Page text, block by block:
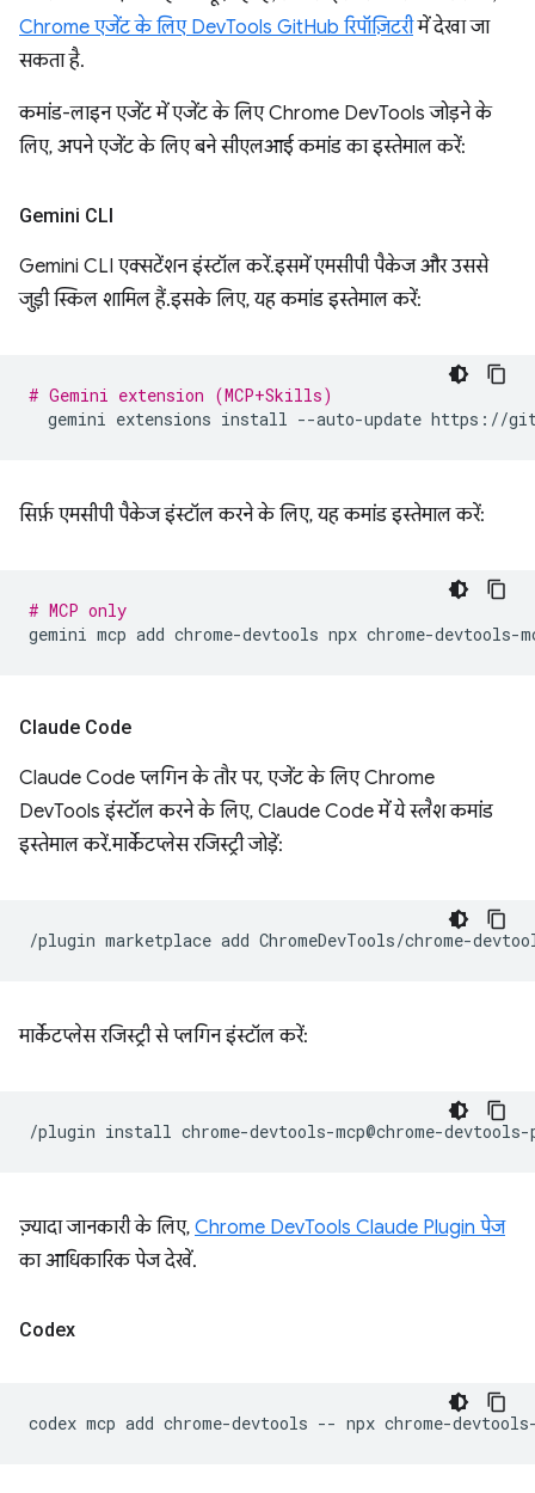
Chrome एजेंट के लिए DevTools GitHub रिपॉज़िटरीमें देखा जा
सकता है.
कमांड-लाइन एजेंट में एजेंट के लिए Chrome DevTools जोड़ने के
लिए, अपने एजेंट के लिए बने सीएलआई कमांड का इस्तेमाल करें:
Gemini CLI
Gemini CLI एक्सटेंशन इंस्टॉल करें. इसमें एमसीपी पैकेज और उससे
जुड़ी स्किल शामिल हैं. इसके लिए, यह कमांड इस्तेमाल करें:
# Gemini extension (MCP+Skills)
gemini extensions install --auto-update
सिर्फ़ एमसीपी पैकेज इंस्टॉल करने के लिए, यह कमांड इस्तेमाल करें:
# MCP only
gemini mcp add chrome-devtools npx
Claude Code
Claude Code प्लगिन के तौर पर, एजेंट के लिए Chrome
DevTools इंस्टॉल करने के लिए, Claude Code में ये स्लैश कमांड
इस्तेमाल करें. मार्केटप्लेस रजिस्ट्री जोड़ें:
/plugin marketplace add
मार्केटप्लेस रजिस्ट्री से प्लगिन इंस्टॉल करें:
/plugin install
ज़्यादा जानकारी के लिए, Chrome DevTools Claude Plugin पेज
का आधिकारिक पेज देखें.
Codex
codex mcp add chrome-devtools -- npx